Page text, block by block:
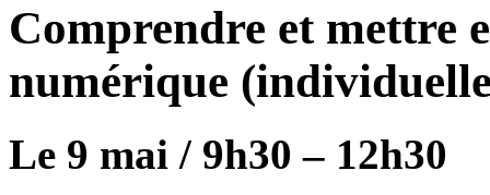
Comprendre et mettre
numérique
Le 9 mai / 9h30 – 12h30